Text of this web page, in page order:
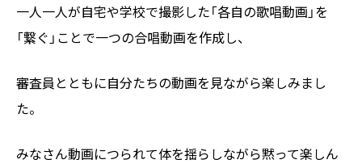
一人一人が自宅や学校で撮影した「各自の歌唱動画」を
「繋ぐ」ことで一つの合唱動画を作成し、
審査員とともに自分たちの動画を見ながら楽しみまし
た。
みなさん動画につられて体を揺らしながら黙って楽しん